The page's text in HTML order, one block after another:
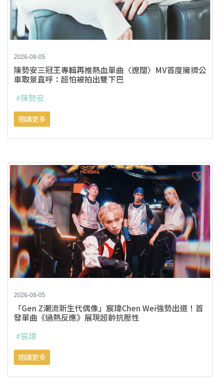
2026-08-05
陳勢安三冠王專輯再推熱血單曲〈遼闊〉MV首度擁擠公
車取景直呼：超怕被拍出雙下巴
#陳勢安
閱讀更多
2026-08-05
「Gen Z潮流新生代偶像」宸瑋Chen Wei強勢出道！首
發單曲《過熱反應》展現超齡抗壓性
#宸瑋
閱讀更多